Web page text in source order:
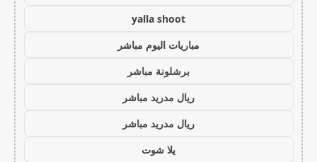
yalla shoot
مباريات اليوم مباشر
برشلونة مباشر
ريال مدريد مباشر
ريال مدريد مباشر
يلا شوت